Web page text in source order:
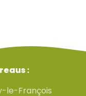
:
le-François